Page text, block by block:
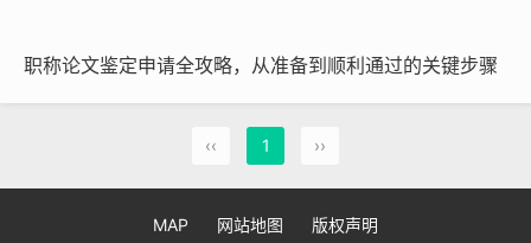
职称论文鉴定申请全攻略，从准备到顺利通过的关键步骤
‹‹ 1 ››
MAP 网站地图 版权声明